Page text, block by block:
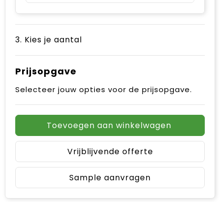
3. Kies je aantal
Prijsopgave
Selecteer jouw opties voor de prijsopgave.
Toevoegen aan winkelwagen
Vrijblijvende offerte
Sample aanvragen